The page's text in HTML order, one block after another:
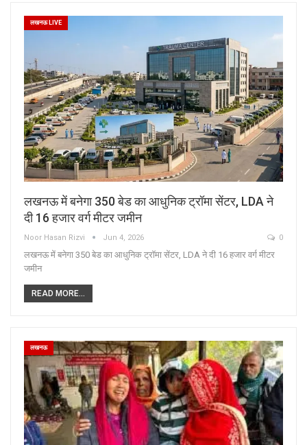
लखनऊ LIVE
लखनऊ में बनेगा 350 बेड का आधुनिक ट्रॉमा सेंटर, LDA ने
दी 16 हजार वर्ग मीटर जमीन
Noor Hasan Rizvi Jun 4, 2026 0
लखनऊ में बनेगा 350 बेड का आधुनिक ट्रॉमा सेंटर, LDA ने दी 16 हजार वर्ग मीटर
जमीन
READ MORE...
लखनऊ